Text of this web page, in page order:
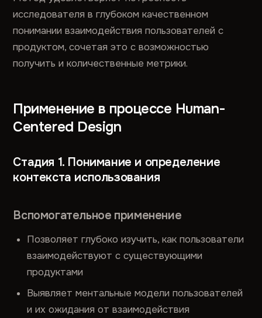
исследователя в глубоком качественном
понимании взаимодействия пользователей с
продуктом, сочетая это с возможностью
получить и количественные метрики.
Применение в процессе Human-
Centered Design
Стадия 1. Понимание и определение
контекста использования
Вспомогательное применение
Позволяет глубоко изучить, как пользователи
взаимодействуют с существующими
продуктами
Выявляет ментальные модели пользователей
и их ожидания от взаимодействия